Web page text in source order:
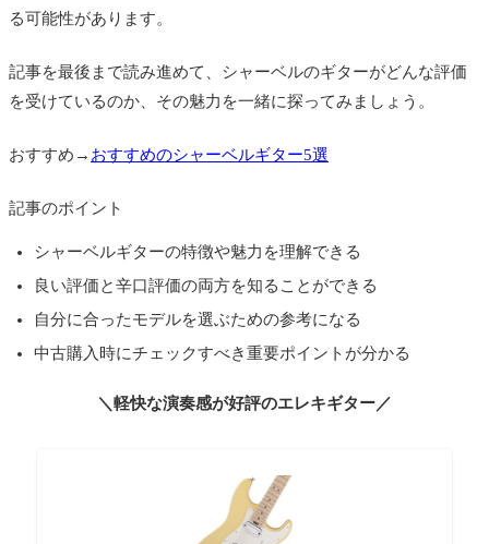
シャーベルギターを使用するアーティストは？
シャーベルとジャクソンの違いは？
シャーベルギターの評判と選び方
速弾きがしたい人
個性的なデザインを求める人
トレモロアクションを多用する人
プレイアビリティにこだわる人
Dinky DK24 HH 2PT CM GLOSS BLACK
Pro-Mod SAN DIMAS STYLE
Guthrie Govan Signature Flame Maple
る可能性があります。
記事を最後まで読み進めて、シャーベルのギターがどんな評価
を受けているのか、その魅力を一緒に探ってみましょう。
おすすめ→ おすすめのシャーベルギター5選
記事のポイント
シャーベルギターの特徴や魅力を理解できる
良い評価と辛口評価の両方を知ることができる
自分に合ったモデルを選ぶための参考になる
中古購入時にチェックすべき重要ポイントが分かる
＼軽快な演奏感が好評のエレキギター／